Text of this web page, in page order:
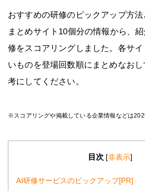
おすすめの研修のピックアップ方
まとめサイト10個分の情報から、
修をスコアリングしました。各サ
いものを登場回数順にまとめなお
考にしてください。
※スコアリングや掲載している企業情報などは
目次 [非表示]
AI研修サービスのピックアップ[PR]